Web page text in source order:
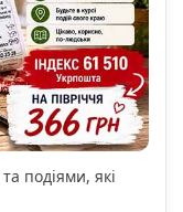
подіями, які